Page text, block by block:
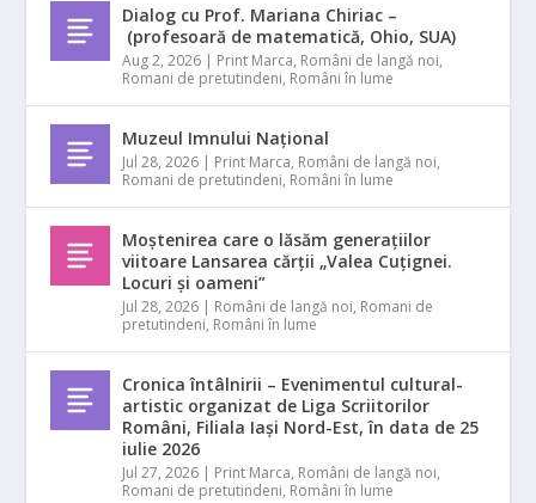
Dialog cu Prof. Mariana Chiriac –
(profesoară de matematică, Ohio, SUA)
Aug 2, 2026 | Print Marca, Români de langă noi,
Romani de pretutindeni, Români în lume
Muzeul Imnului Național
Jul 28, 2026 | Print Marca, Români de langă noi,
Romani de pretutindeni, Români în lume
Moștenirea care o lăsăm generațiilor
viitoare Lansarea cărții „Valea Cuțignei.
Locuri și oameni”
Jul 28, 2026 | Români de langă noi, Romani de
pretutindeni, Români în lume
Cronica întâlnirii – Evenimentul cultural-
artistic organizat de Liga Scriitorilor
Români, Filiala Iași Nord-Est, în data de 25
iulie 2026
Jul 27, 2026 | Print Marca, Români de langă noi,
Romani de pretutindeni, Români în lume